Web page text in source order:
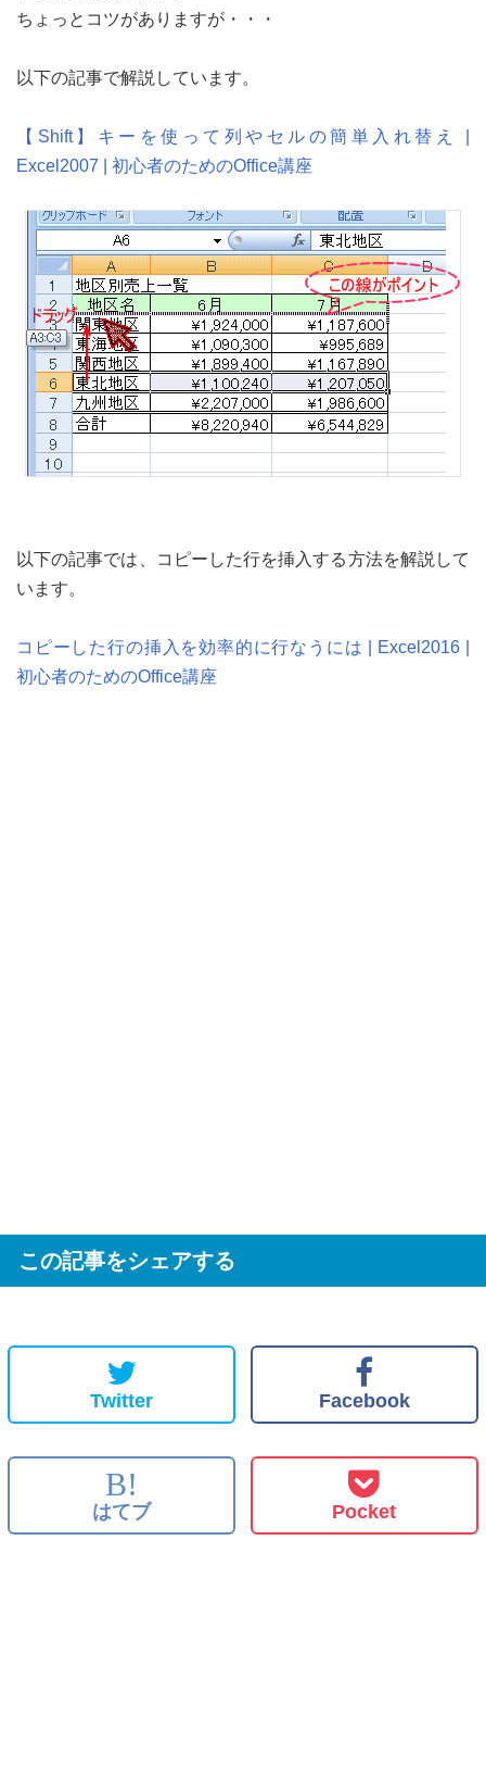
ちょっとコツがありますが・・・
以下の記事で解説しています。
【Shift】キーを使って列やセルの簡単入れ替え |
Excel2007 | 初心者のためのOffice講座
以下の記事では、コピーした行を挿入する方法を解説して
います。
コピーした行の挿入を効率的に行なうには | Excel2016 |
初心者のためのOffice講座
この記事をシェアする
Twitter Facebook
B!
はてブ Pocket